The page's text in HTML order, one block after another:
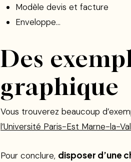
Modèle devis et facture
Enveloppe…
Des
graphique
Vous trouverez beaucoup
l’Université Paris-Est Marne-la-
Pour conclure, disposer d’une